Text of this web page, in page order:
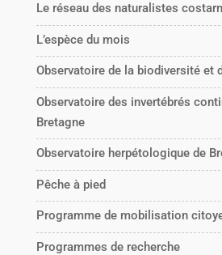
Le réseau des naturalistes
L’espèce du mois
Observatoire de la biodiversité et
Observatoire des invertébrés
Bretagne
Observatoire herpétologique de
Pêche à pied
Programme de mobilisation
Programmes de recherche